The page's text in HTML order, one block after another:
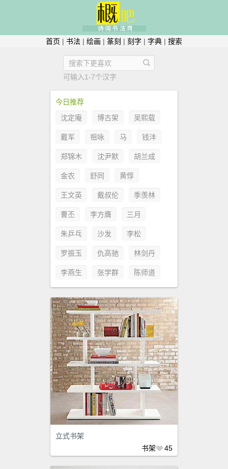
首页 | 书法 | 绘画 | 篆刻 | 刻字 | 字典 | 搜索
可输入1-7个汉字
今日推荐
沈定庵
博古架 吴熙载
戴军 祖咏 马 钱沣
郑锦木 沈尹默 胡兰成
金农 舒同 黄惇
王文英 戴叔伦 季羡林
曹丕 李方膺 三月
朱乒乓 沙发 李松
罗振玉 仇高驰 林剑丹
李燕生 张学群 陈师道
立式书架
书架
45